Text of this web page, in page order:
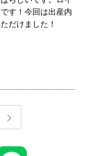
す！今回は出産内
だけました！